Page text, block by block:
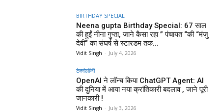
BIRTHDAY SPECIAL
Neena gupta Birthday Special: 67 साल
की हुईं नीना गुप्ता, जाने कैसा रहा ” पंचायत “की “मंजु
देवी” का संघर्ष से स्टारडम तक...
Vidit Singh - July 4, 2026
टेक्नोलॉजी
OpenAI ने लॉन्च किया ChatGPT Agent: AI
की दुनिया में आया नया क्रांतिकारी बदलाव , जाने पूरी
जानकारी !
Vidit Singh - July 3, 2026